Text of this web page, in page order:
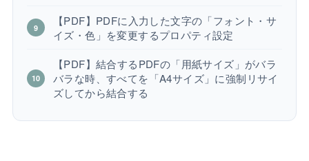
【PDF】PDFに入力した文字の「フォント・サ
イズ・色」を変更するプロパティ設定
【PDF】結合するPDFの「用紙サイズ」がバラ
バラな時、すべてを「A4サイズ」に強制リサイ
ズしてから結合する